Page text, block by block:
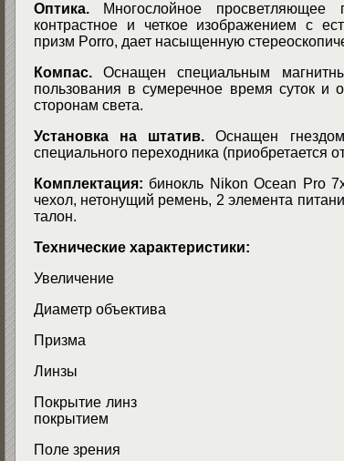
Оптика.Многослойное просветляющее
контрастное и четкое изображением с
призм Porro, дает насыщенную
Компас.Оснащен специальным
пользования в сумеречное время суток и
сторонам света.
Установка на штатив. Оснащен
специального переходника (приобретается
Комплектация: бинокль Nikon Ocean Pro
чехол, нетонущий ремень, 2 элемента
талон.
Технические характеристики:
Увеличение
Диаметр объектива
Призма
Линзы
Покрытие линз
покрытием
Поле зрения